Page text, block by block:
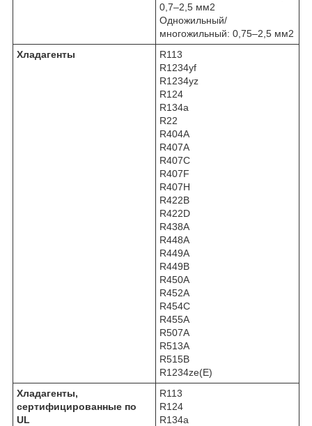
0,7–2,5 мм2
Одножильный/
многожильный: 0,75–2,5 мм2
Хладагенты
R113
R1234yf
R1234yz
R124
R134a
R22
R404A
R407A
R407C
R407F
R407H
R422B
R422D
R438A
R448A
R449A
R449B
R450A
R452A
R454C
R455A
R507A
R513A
R515B
R1234ze(E)
Хладагенты,
сертифицированные по
UL
R113
R124
R134a